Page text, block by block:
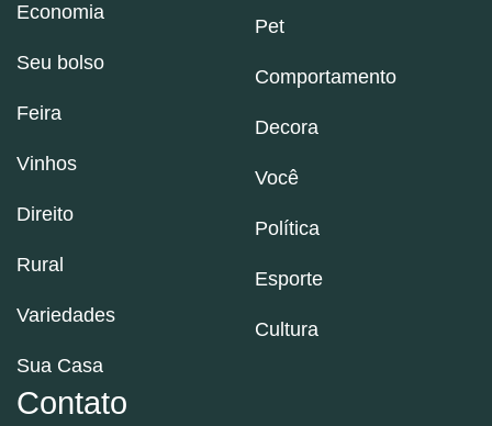
Economia
Seu bolso
Feira
Vinhos
Direito
Rural
Variedades
Sua Casa
Pet
Comportamento
Decora
Você
Política
Esporte
Cultura
Contato